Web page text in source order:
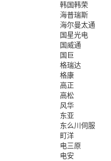
韩国韩荣
海普瑞斯
海尔曼太通
国星光电
国威通
国巨
格瑞达
格康
高正
高松
风华
东亚
东么川伺服
町洋
电三原
电安